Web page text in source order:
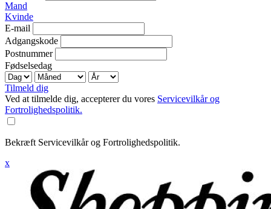
Mand
Kvinde
E-mail
Adgangskode
Postnummer
Fødselsedag
Tilmeld dig
Ved at tilmelde dig, accepterer du vores Servicevilkår og
Fortrolighedspolitik.
Bekræft Servicevilkår og Fortrolighedspolitik.
x